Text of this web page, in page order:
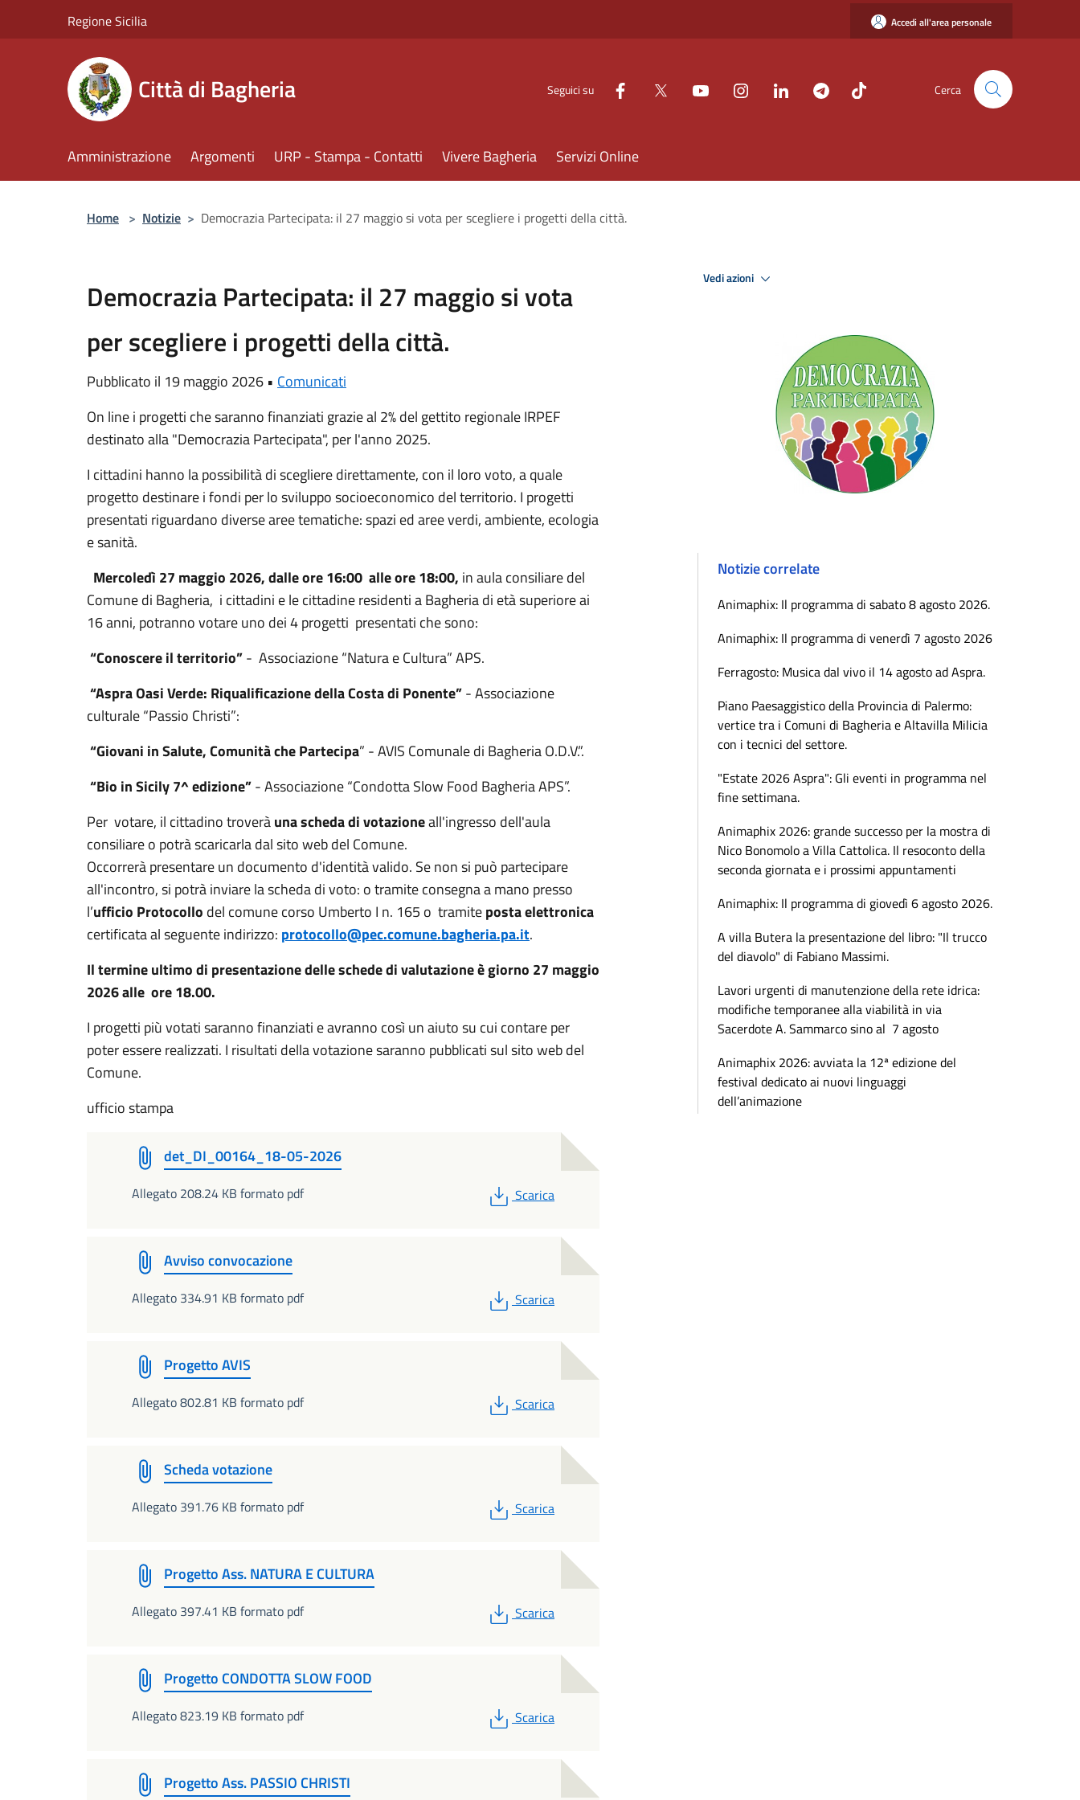
Regione Sicilia Accedi all'area personale
Città di Bagheria Seguici su Cerca
Amministrazione Argomenti URP - Stampa - Contatti Vivere Bagheria Servizi Online
Home > Notizie > Democrazia Partecipata: il 27 maggio si vota per scegliere i progetti della città.
Democrazia Partecipata: il 27 maggio si vota
per scegliere i progetti della città.
Pubblicato il 19 maggio 2026 • Comunicati
On line i progetti che saranno finanziati grazie al 2% del gettito regionale IRPEF
destinato alla "Democrazia Partecipata", per l'anno 2025.
I cittadini hanno la possibilità di scegliere direttamente, con il loro voto, a quale
progetto destinare i fondi per lo sviluppo socioeconomico del territorio. I progetti
presentati riguardano diverse aree tematiche: spazi ed aree verdi, ambiente, ecologia
e sanità.
Mercoledì 27 maggio 2026, dalle ore 16:00 alle ore 18:00, in aula consiliare del
Comune di Bagheria, i cittadini e le cittadine residenti a Bagheria di età superiore ai
16 anni, potranno votare uno dei 4 progetti presentati che sono:
“Conoscere il territorio”- Associazione “Natura e Cultura” APS.
“Aspra Oasi Verde: Riqualificazione della Costa di Ponente”- Associazione
culturale “Passio Christi”:
“Giovani in Salute, Comunità che Partecipa” - AVIS Comunale di Bagheria O.D.V.”.
“Bio in Sicily 7^ edizione”- Associazione “Condotta Slow Food Bagheria APS”.
Per votare, il cittadino troveràuna scheda di votazioneall'ingresso dell'aula
consiliare o potrà scaricarla dal sito web del Comune.
Occorrerà presentare un documento d'identità valido. Se non si può partecipare
all'incontro, si potrà inviare la scheda di voto: o tramite consegna a mano presso
l’ufficio Protocollo del comune corso Umberto I n. 165 o tramiteposta elettronica
certificata al seguente indirizzo: protocollo@pec.comune.bagheria.pa.it.
Il termine ultimo di presentazione delle schede di valutazione è giorno 27 maggio
2026 alle ore 18.00.
I progetti più votati saranno finanziati e avranno così un aiuto su cui contare per
poter essere realizzati. I risultati della votazione saranno pubblicati sul sito web del
Comune.
ufficio stampa
det_DI_00164_18-05-2026
Allegato 208.24 KB formato pdf PDF
Scarica
Avviso convocazione
Allegato 334.91 KB formato pdf PDF
Scarica
Progetto AVIS
Allegato 802.81 KB formato pdf PDF
Scarica
Scheda votazione
Allegato 391.76 KB formato pdf PDF
Scarica
Progetto Ass. NATURA E CULTURA
Allegato 397.41 KB formato pdf PDF
Scarica
Progetto CONDOTTA SLOW FOOD
Allegato 823.19 KB formato pdf PDF
Scarica
Progetto Ass. PASSIO CHRISTI
Vedi azioni
Notizie correlate
Animaphix: Il programma di sabato 8 agosto 2026.
Animaphix: Il programma di venerdì 7 agosto 2026
Ferragosto: Musica dal vivo il 14 agosto ad Aspra.
Piano Paesaggistico della Provincia di Palermo:
vertice tra i Comuni di Bagheria e Altavilla Milicia
con i tecnici del settore.
"Estate 2026 Aspra": Gli eventi in programma nel
fine settimana.
Animaphix 2026: grande successo per la mostra di
Nico Bonomolo a Villa Cattolica. Il resoconto della
seconda giornata e i prossimi appuntamenti
Animaphix: Il programma di giovedì 6 agosto 2026.
A villa Butera la presentazione del libro: "Il trucco
del diavolo" di Fabiano Massimi.
Lavori urgenti di manutenzione della rete idrica:
modifiche temporanee alla viabilità in via
Sacerdote A. Sammarco sino al 7 agosto
Animaphix 2026: avviata la 12ª edizione del
festival dedicato ai nuovi linguaggi
dell’animazione